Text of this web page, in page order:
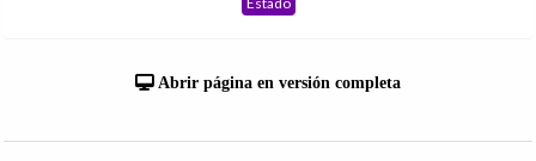
Abrir página en versión completa